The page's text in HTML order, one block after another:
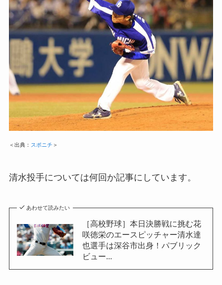
＜出典： スポニチ ＞
清水投手については何回か記事にしています。
あわせて読みたい
［高校野球］本日決勝戦に挑む花
咲徳栄のエースピッチャー清水達
也選手は深谷市出身！パブリック
ビュー...